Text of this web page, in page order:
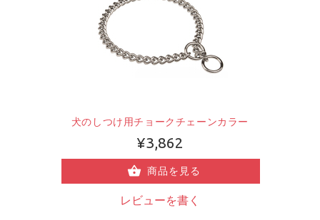
犬のしつけ用チョークチェーンカラー
¥3,862
商品を見る
レビューを書く